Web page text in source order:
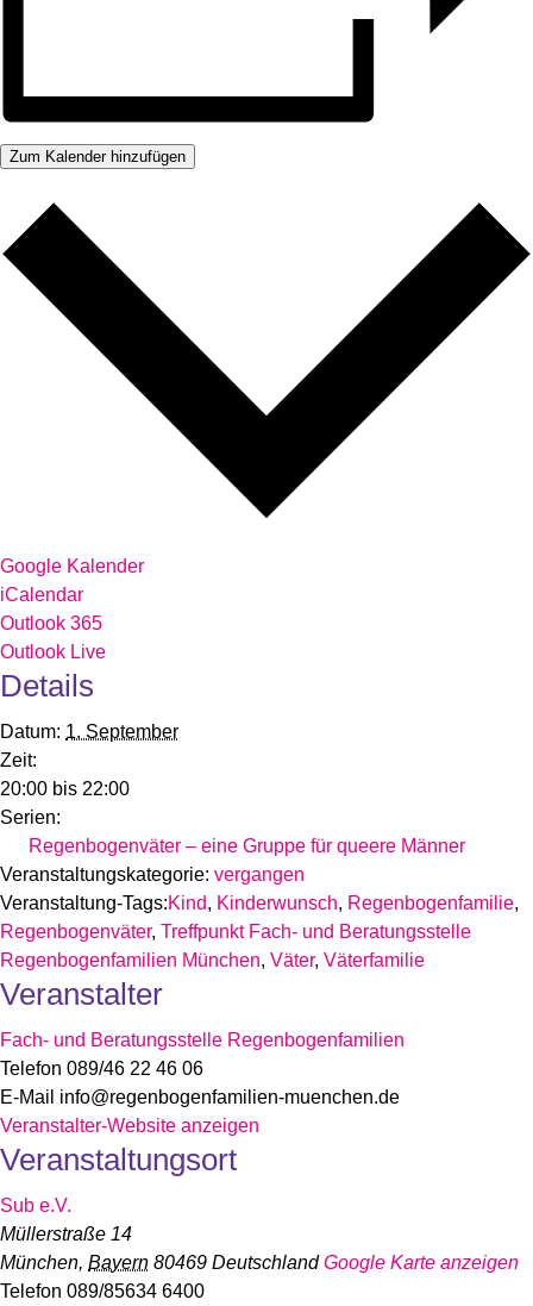
Zum Kalender hinzufügen
Google Kalender
iCalendar
Outlook 365
Outlook Live
Details
Datum: 1. September
Zeit:
20:00 bis 22:00
Serien:
Regenbogenväter – eine Gruppe für queere Männer
Veranstaltungskategorie: vergangen
Veranstaltung-Tags:Kind, Kinderwunsch, Regenbogenfamilie,
Regenbogenväter, Treffpunkt Fach- und Beratungsstelle
Regenbogenfamilien München, Väter, Väterfamilie
Veranstalter
Fach- und Beratungsstelle Regenbogenfamilien
Telefon 089/46 22 46 06
E-Mail info@regenbogenfamilien-muenchen.de
Veranstalter-Website anzeigen
Veranstaltungsort
Sub e.V.
Müllerstraße 14
München, Bayern 80469 Deutschland Google Karte anzeigen
Telefon 089/85634 6400